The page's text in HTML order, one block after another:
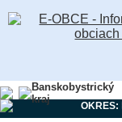
Banskobystrický
kraj
OKRES: